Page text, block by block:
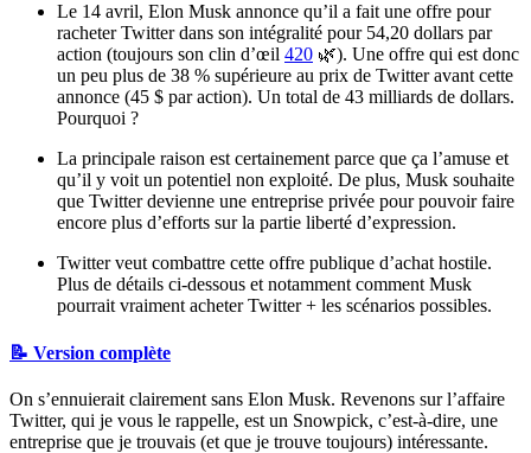
Le 14 avril, Elon Musk annonce qu’il a fait une offre pour
racheter Twitter dans son intégralité pour 54,20 dollars par
action (toujours son clin d’œil 420 🌿). Une offre qui est donc
un peu plus de 38 % supérieure au prix de Twitter avant cette
annonce (45 $ par action). Un total de 43 milliards de dollars.
Pourquoi ?
La principale raison est certainement parce que ça l’amuse et
qu’il y voit un potentiel non exploité. De plus, Musk souhaite
que Twitter devienne une entreprise privée pour pouvoir faire
encore plus d’efforts sur la partie liberté d’expression.
Twitter veut combattre cette offre publique d’achat hostile.
Plus de détails ci-dessous et notamment comment Musk
pourrait vraiment acheter Twitter + les scénarios possibles.
📝 Version complète
On s’ennuierait clairement sans Elon Musk. Revenons sur l’affaire
Twitter, qui je vous le rappelle, est un Snowpick, c’est-à-dire, une
entreprise que je trouvais (et que je trouve toujours) intéressante.